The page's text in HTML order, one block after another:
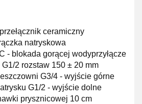
ceramiczny
natryskowa
- blokada gorącej wodyprzyłącze
2 rozstaw 150 ± 20 mm
G3/4 - wyjście górne
G1/2 - wyjście dolne
prysznicowej 10 cm